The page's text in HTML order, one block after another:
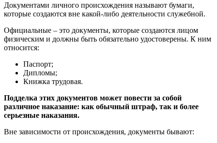
Документами личного происхождения называют бумаги,
которые создаются вне какой-либо деятельности служебной.
Официальные – это документы, которые создаются лицом
физическим и должны быть обязательно удостоверены. К ним
относится:
Паспорт;
Дипломы;
Книжка трудовая.
Подделка этих документов может повести за собой
различное наказание: как обычный штраф, так и более
серьезные наказания.
Вне зависимости от происхождения, документы бывают: